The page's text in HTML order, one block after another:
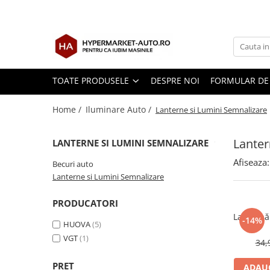
Toate Produsele
Accesorii auto obligatorii
Huse volan
Covorase Auto
Odorizante auto de agatat
Odorizante auto lichide
TOATE PRODUSELE DESPRE NOI FORMULAR
Home / Iluminare Auto / Lanterne si Lumini Semnalizare
LANTERNE SI LUMINI SEMNALIZARE
Becuri auto
Lanterne si Lumini Semnalizare
PRODUCATORI
HUOVA(5)
VGT(1)
PRET
Afiseaza:
-14%